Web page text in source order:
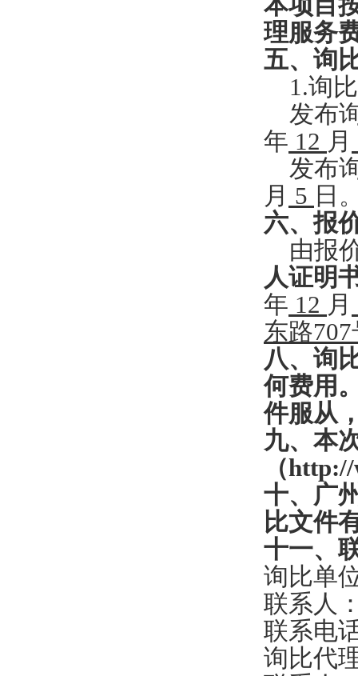
本项目
理服务
五、询
1.询
发布
年 12 月
发布
月 5 日
六、报
由报
人证明
年 12 月
东路
八、询
何费用
件服从
九、本
（http://
十、 广
比文件
十一、
询比单
联系人
联系电
询比代